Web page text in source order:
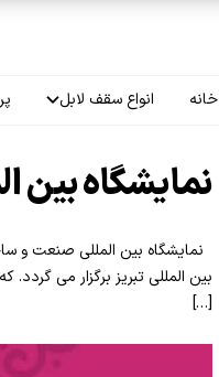
خانه انواع سقف لابل
سقف گلکسی
نمایشگاه بین
[…]